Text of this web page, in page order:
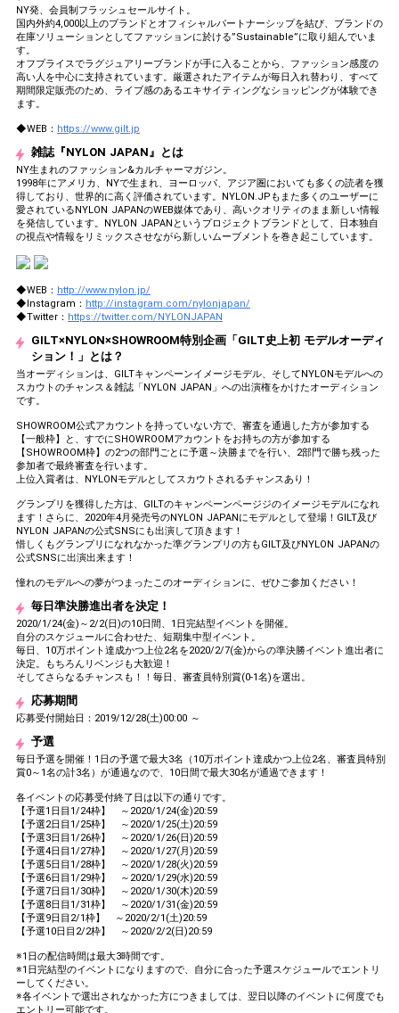
NY発、会員制フラッシュセールサイト。
国内外約4,000以上のブランドとオフィシャルパートナーシップを結び、ブランドの
在庫ソリューションとしてファッションに於ける”Sustainable”に取り組んでいま
す。
オフプライスでラグジュアリーブランドが手に入ることから、ファッション感度の
高い人を中心に支持されています。厳選されたアイテムが毎日入れ替わり、すべて
期間限定販売のため、ライブ感のあるエキサイティングなショッピングが体験でき
ます。
◆WEB： https://www.gilt.jp
雑誌『NYLON JAPAN』とは
NY生まれのファッション&カルチャーマガジン。
1998年にアメリカ、NYで生まれ、ヨーロッパ、アジア圏においても多くの読者を獲
得しており、世界的に高く評価されています。NYLON.JPもまた多くのユーザーに
愛されているNYLON JAPANのWEB媒体であり、高いクオリティのまま新しい情報
を発信しています。NYLON JAPANというプロジェクトブランドとして、日本独自
の視点や情報をリミックスさせながら新しいムーブメントを巻き起こしています。
◆WEB： http://www.nylon.jp/
◆Instagram： http://instagram.com/nylonjapan/
◆Twitter： https://twitter.com/NYLONJAPAN
GILT×NYLON×SHOWROOM特別企画「GILT史上初 モデルオーディ
ション！」とは？
当オーディションは、GILTキャンペーンイメージモデル、そしてNYLONモデルへの
スカウトのチャンス＆雑誌「NYLON JAPAN」への出演権をかけたオーディション
です。
SHOWROOM公式アカウントを持っていない方で、審査を通過した方が参加する
【一般枠】と、すでにSHOWROOMアカウントをお持ちの方が参加する
【SHOWROOM枠】の2つの部門ごとに予選～決勝までを行い、2部門で勝ち残った
参加者で最終審査を行います。
上位入賞者は、NYLONモデルとしてスカウトされるチャンスあり！
グランプリを獲得した方は、GILTのキャンペーンページジのイメージモデルになれ
ます！さらに、2020年4月発売号のNYLON JAPANにモデルとして登場！GILT及び
NYLON JAPANの公式SNSにも出演して頂きます！
惜しくもグランプリになれなかった準グランプリの方もGILT及びNYLON JAPANの
公式SNSに出演出来ます！
憧れのモデルへの夢がつまったこのオーディションに、ぜひご参加ください！
毎日準決勝進出者を決定！
2020/1/24(金)～2/2(日)の10日間、1日完結型イベントを開催。
自分のスケジュールに合わせた、短期集中型イベント。
毎日、10万ポイント達成かつ上位2名を2020/2/7(金)からの準決勝イベント進出者に
決定。もちろんリベンジも大歓迎！
そしてさらなるチャンスも！！毎日、審査員特別賞(0-1名)を選出。
応募期間
応募受付開始日：2019/12/28(土)00:00 ～
予選
毎日予選を開催！1日の予選で最大3名（10万ポイント達成かつ上位2名、審査員特別
賞0～1名の計3名）が通過なので、10日間で最大30名が通過できます！
各イベントの応募受付終了日は以下の通りです。
【予選1日目1/24枠】 ～2020/1/24(金)20:59
【予選2日目1/25枠】 ～2020/1/25(土)20:59
【予選3日目1/26枠】 ～2020/1/26(日)20:59
【予選4日目1/27枠】 ～2020/1/27(月)20:59
【予選5日目1/28枠】 ～2020/1/28(火)20:59
【予選6日目1/29枠】 ～2020/1/29(水)20:59
【予選7日目1/30枠】 ～2020/1/30(木)20:59
【予選8日目1/31枠】 ～2020/1/31(金)20:59
【予選9日目2/1枠】 ～2020/2/1(土)20:59
【予選10日目2/2枠】 ～2020/2/2(日)20:59
※1日の配信時間は最大3時間です。
※1日完結型のイベントになりますので、自分に合った予選スケジュールでエントリ
ーしてください。
※各イベントで選出されなかった方につきましては、翌日以降のイベントに何度でも
エントリー可能です。